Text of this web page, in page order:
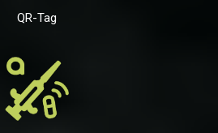
QR-Tag